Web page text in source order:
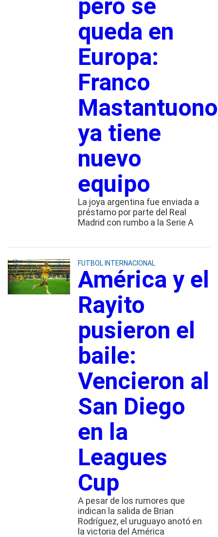
pero se
queda en
Europa:
Franco
Mastantuono
ya tiene
nuevo
equipo
La joya argentina fue enviada a
préstamo por parte del Real
Madrid con rumbo a la Serie A
FUTBOL INTERNACIONAL
América y el
Rayito
pusieron el
baile:
Vencieron al
San Diego
en la
Leagues
Cup
A pesar de los rumores que
indican la salida de Brian
Rodríguez, el uruguayo anotó en
la victoria del América